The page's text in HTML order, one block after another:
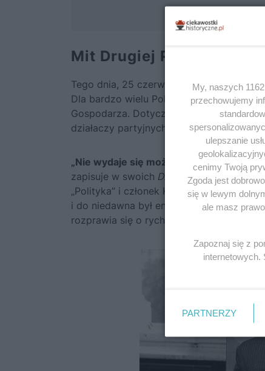
Mit Drugiej Polski
Tego dnia, 25 czerwca 1976 roku, wali
Dla bardzo wielu Polaków ten dzień
Gospodarza. Dotyczy to również, co w
działaczy partyjnych.
„Nie wydaje się możliwe, by Gierek
zapisuje w swoich Dziennikach
„Polityka” i członek Komitetu
i do niedawna był entuzjastą jego
rozprawia się o rychłym odejściu
My, naszych
przechowujemy
ulepszanie
cenimy Twoją
Zgoda jest
się w lewym
ale masz
Zapoznaj się z
internetowych.
PARTNERZY